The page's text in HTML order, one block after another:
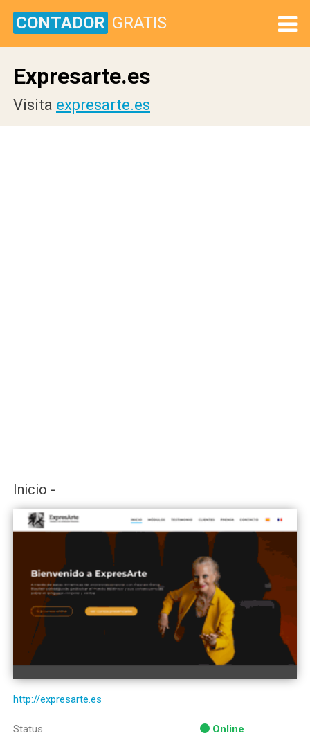
CONTADOR GRATIS
Expresarte.es
Visita expresarte.es
Inicio -
http://expresarte.es
Status Online